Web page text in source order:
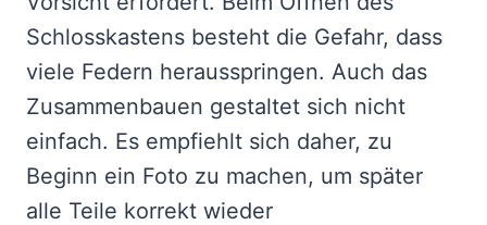
Schlosskastens besteht die Gefahr, dass
viele Federn herausspringen. Auch das
Zusammenbauen gestaltet sich nicht
einfach. Es empfiehlt sich daher, zu
Beginn ein Foto zu machen, um später
alle Teile korrekt wieder